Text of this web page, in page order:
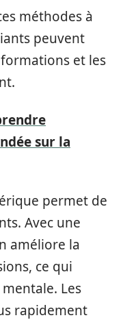
méthodes à
peuvent
et les
sur la
permet de
Avec une
améliore la
ce qui
Les
rapidement